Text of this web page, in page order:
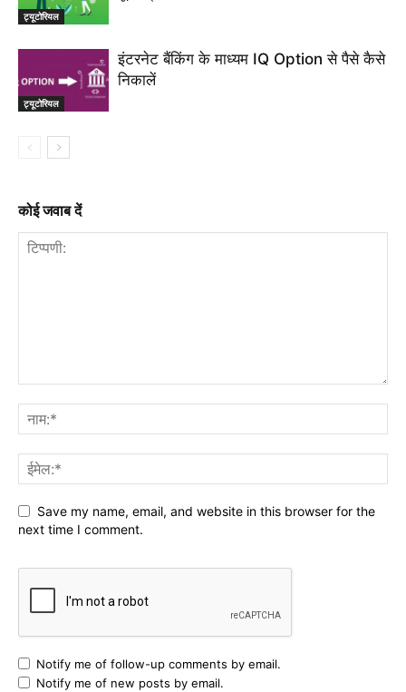
ट्यूटोरियल
ट्यूटोरियल
इंटरनेट बैंकिंग के माध्यम IQ Option से पैसे कैसे
निकालें
कोई जवाब दें
Save my name, email, and website in this browser for the
next time I comment.
Notify me of follow-up comments by email.
Notify me of new posts by email.